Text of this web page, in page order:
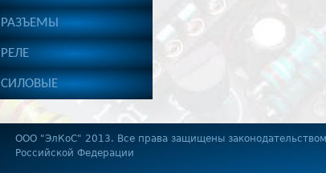
РАЗЪЕМЫ
РЕЛЕ
СИЛОВЫЕ
OOO "ЭлКоС" 2013. Все права защищены законодательством
Российской Федерации